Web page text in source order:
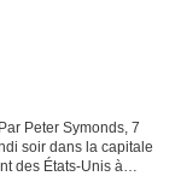
Peter Symonds, 7
soir dans la capitale
des États-Unis à